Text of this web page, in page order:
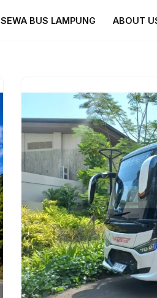
SEWA BUS LAMPUNG ABOUT